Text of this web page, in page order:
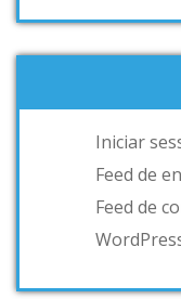
Iniciar
Feed de
Feed de